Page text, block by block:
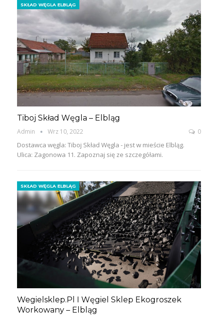
SKŁAD WĘGLA ELBLĄG
Tiboj Skład Węgla – Elbląg
Admin Wrz 10, 2022 0
Dostawca węgla: Tiboj Skład Węgla - jest w mieście Elbląg.
Ulica: Zagonowa 11. Zapoznaj się ze szczegółami.
SKŁAD WĘGLA ELBLĄG
Wegielsklep.pl I Węgiel Sklep Ekogroszek
Workowany – Elbląg